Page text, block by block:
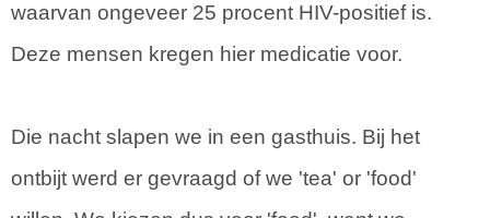
waarvan ongeveer 25 procent HIV-positief is.
Deze mensen kregen hier medicatie voor.
Die nacht slapen we in een gasthuis. Bij het
ontbijt werd er gevraagd of we 'tea' or 'food'